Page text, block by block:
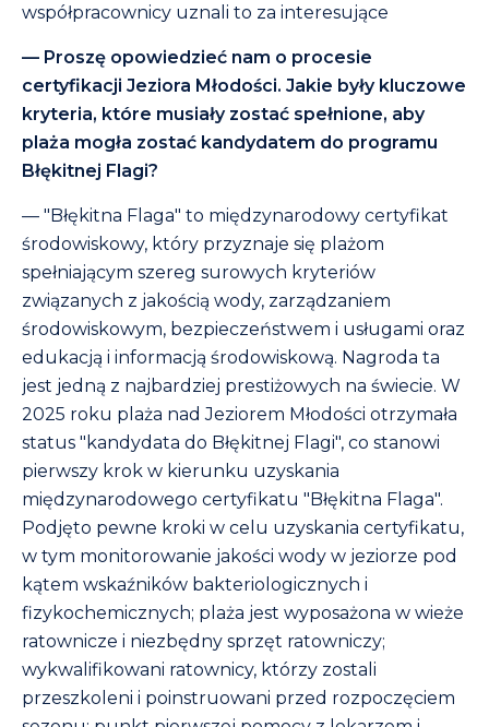
współpracownicy uznali to za interesujące
— Proszę opowiedzieć nam o procesie
certyfikacji Jeziora Młodości. Jakie były kluczowe
kryteria, które musiały zostać spełnione, aby
plaża mogła zostać kandydatem do programu
Błękitnej Flagi?
— "Błękitna Flaga" to międzynarodowy certyfikat
środowiskowy, który przyznaje się plażom
spełniającym szereg surowych kryteriów
związanych z jakością wody, zarządzaniem
środowiskowym, bezpieczeństwem i usługami oraz
edukacją i informacją środowiskową. Nagroda ta
jest jedną z najbardziej prestiżowych na świecie. W
2025 roku plaża nad Jeziorem Młodości otrzymała
status "kandydata do Błękitnej Flagi", co stanowi
pierwszy krok w kierunku uzyskania
międzynarodowego certyfikatu "Błękitna Flaga".
Podjęto pewne kroki w celu uzyskania certyfikatu,
w tym monitorowanie jakości wody w jeziorze pod
kątem wskaźników bakteriologicznych i
fizykochemicznych; plaża jest wyposażona w wieże
ratownicze i niezbędny sprzęt ratowniczy;
wykwalifikowani ratownicy, którzy zostali
przeszkoleni i poinstruowani przed rozpoczęciem